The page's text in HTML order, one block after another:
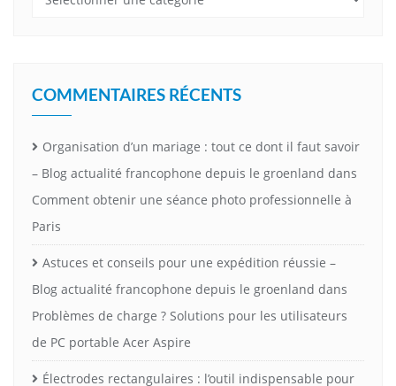
COMMENTAIRES RÉCENTS
Organisation d’un mariage : tout ce dont il faut savoir
– Blog actualité francophone depuis le groenland dans
Comment obtenir une séance photo professionnelle à
Paris
Astuces et conseils pour une expédition réussie –
Blog actualité francophone depuis le groenland dans
Problèmes de charge ? Solutions pour les utilisateurs
de PC portable Acer Aspire
Électrodes rectangulaires : l’outil indispensable pour